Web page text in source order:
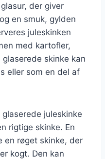
der giver
en smuk, gylden
juleskinken
med kartofler,
skinke kan
eller som en del af
juleskinke
rigtige skinke. En
en røget skinke, der
kogt. Den kan